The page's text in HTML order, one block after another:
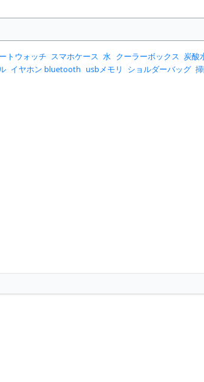
トウォッチ スマホケース 水 クーラーボックス 炭酸
イヤホン bluetooth usbメモリ ショルダーバッグ